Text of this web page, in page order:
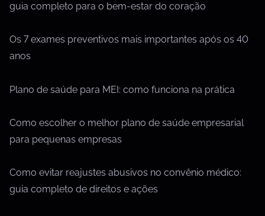
guia completo para o bem-estar do coração
Os 7 exames preventivos mais importantes após os 40
anos
Plano de saúde para MEI: como funciona na prática
Como escolher o melhor plano de saúde empresarial
para pequenas empresas
Como evitar reajustes abusivos no convênio médico:
guia completo de direitos e ações